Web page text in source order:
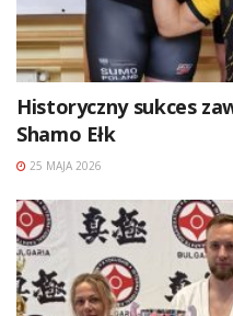
Historyczny sukces
Shamo Ełk
25 MAJA 2026